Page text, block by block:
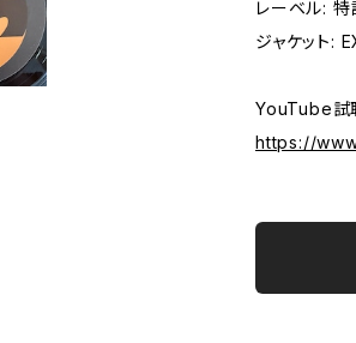
レーベル: 特
ジャケット:
YouTube
https://